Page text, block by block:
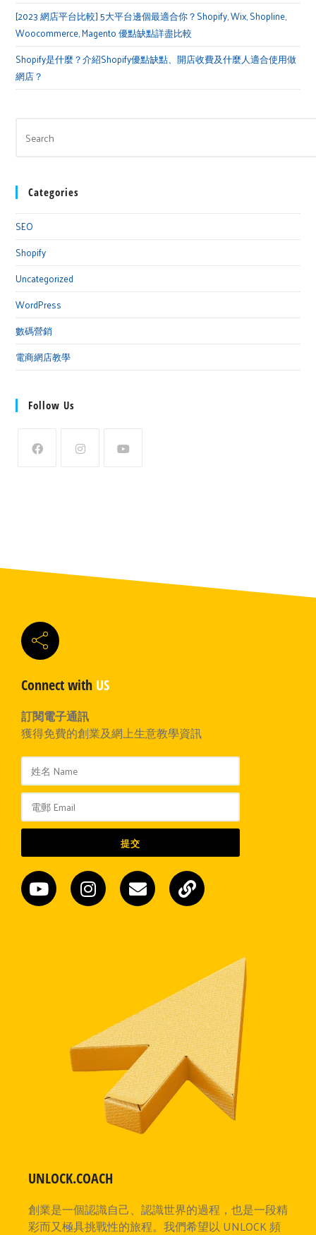
[2023 網店平台比較] 5大平台邊個最適合你？Shopify, Wix, Shopline,
Woocommerce, Magento 優點缺點詳盡比較
Shopify是什麼？介紹Shopify優點缺點、開店收費及什麼人適合使用做
網店？
Categories
SEO
Shopify
Uncategorized
WordPress
數碼營銷
電商網店教學
Follow Us
UNLOCK.COACH
創業是一個認識自己、認識世界的過程，也是一段精
彩而又極具挑戰性的旅程。我們希望以 UNLOCK 頻
Connect with US
訂閱電子通訊
獲得免費的創業及網上生意教學資訊
提交